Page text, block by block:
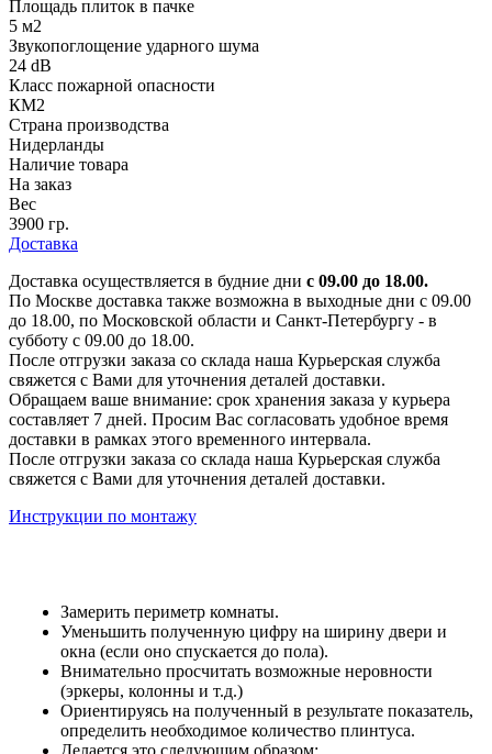
Площадь плиток в пачке
5 м2
Звукопоглощение ударного шума
24 dB
Класс пожарной опасности
КМ2
Страна производства
Нидерланды
Наличие товара
На заказ
Вес
3900 гр.
Доставка
Доставка осуществляется в будние дни с 09.00 до 18.00.
По Москве доставка также возможна в выходные дни с 09.00
до 18.00, по Московской области и Санкт-Петербургу - в
субботу с 09.00 до 18.00.
После отгрузки заказа со склада наша Курьерская служба
свяжется с Вами для уточнения деталей доставки.
Обращаем ваше внимание: срок хранения заказа у курьера
составляет 7 дней. Просим Вас согласовать удобное время
доставки в рамках этого временного интервала.
После отгрузки заказа со склада наша Курьерская служба
свяжется с Вами для уточнения деталей доставки.
Инструкции по монтажу
Замерить периметр комнаты.
Уменьшить полученную цифру на ширину двери и
окна (если оно спускается до пола).
Внимательно просчитать возможные неровности
(эркеры, колонны и т.д.)
Ориентируясь на полученный в результате показатель,
определить необходимое количество плинтуса.
Делается это следующим образом: